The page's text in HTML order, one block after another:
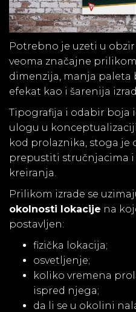
Potrebno je uzeti u
veoma značajne
dimenzija, manja paleta
efekat kao i šarenija
Tipografija i odabir boja
ulogu u
kod prolaznika, stoga je
prepustiti stručnjacima
kreiranja.
Prilikom izrade se
okolnosti lokacije na
postavljen:
fizička lokacija;
osvetljenje;
koliko vremena
ispred njega;
da li se u okolini